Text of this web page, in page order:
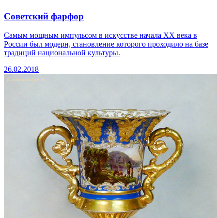
Советский фарфор
Самым мощным импульсом в искусстве начала ХХ века в
России был модерн, становление которого проходило на базе
традиций национальной культуры.
26.02.2018